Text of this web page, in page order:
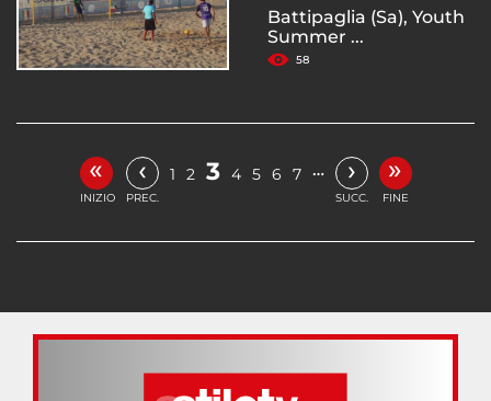
Battipaglia (Sa), Youth
Summer ...
58
«
INIZIO
‹
PREC.
1 2 3 4 5 6 7 … ›
SUCC.
»
FINE